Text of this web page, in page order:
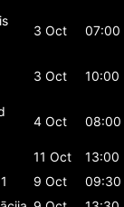
3 Oct 07:00
3 Oct 10:00
4 Oct 08:00
11 Oct
13:00
9 Oct
09:30